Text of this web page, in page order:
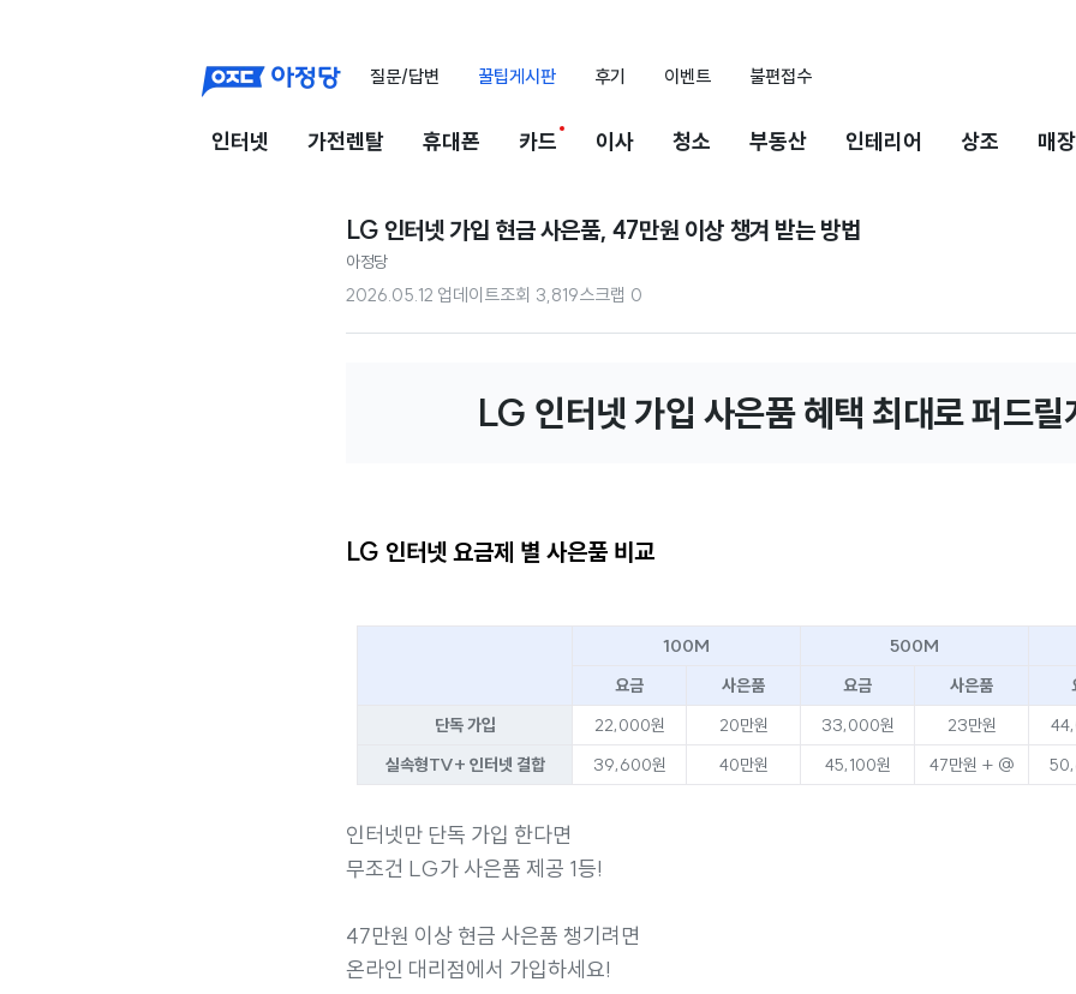
질문/답변 꿀팁게시판 후기 이벤트 불편접수
인터넷 가전렌탈 휴대폰 카드 이사 청소 부동산 인테리어 상조 매
LG 인터넷 가입 현금 사은품, 47만원 이상 챙겨 받는 방법
아정당
2026.05.12 업데이트조회 3,819스크랩 0
LG 인터넷 가입 사은품 혜택 최대로 퍼드릴
LG 인터넷 요금제 별 사은품 비교
100M 500M
요금
사은품 요금 사은품
단독 가입
22,000원 20만원 33,000원 23만원
실속형TV+ 인터넷 결합
39,600원 40만원 45,100원 47만원 + @
인터넷만 단독 가입 한다면
무조건 LG가 사은품 제공 1등!
47만원 이상 현금 사은품 챙기려면
온라인 대리점에서 가입하세요!